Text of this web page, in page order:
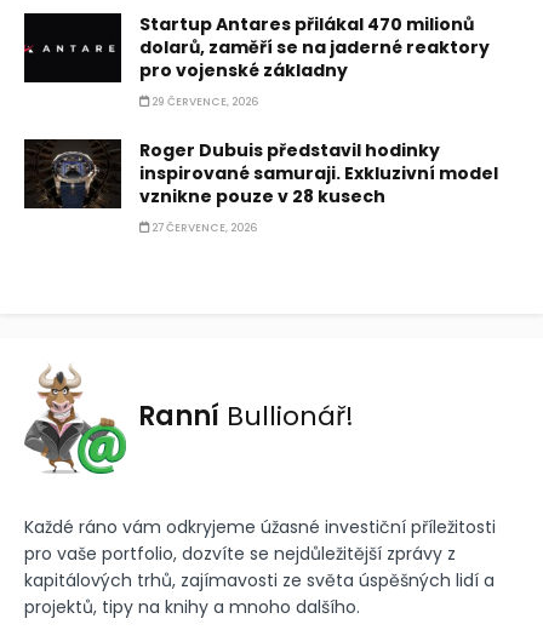
Startup Antares přilákal 470 milionů
dolarů, zaměří se na jaderné reaktory
pro vojenské základny
29 ČERVENCE, 2026
Roger Dubuis představil hodinky
inspirované samuraji. Exkluzivní model
vznikne pouze v 28 kusech
27 ČERVENCE, 2026
Ranní Bullionář!
Každé ráno vám odkryjeme úžasné investiční příležitosti
pro vaše portfolio, dozvíte se nejdůležitější zprávy z
kapitálových trhů, zajímavosti ze světa úspěšných lidí a
projektů, tipy na knihy a mnoho dalšího.